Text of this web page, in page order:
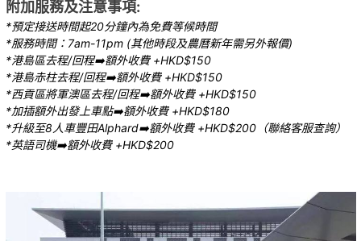
附加服務及注意事項:
*預定接送時間起20分鐘內為免費等候時間
*服務時間：7am-11pm (其他時段及農曆新年需另外報價)
*港島區去程/回程➡️額外收費 +HKD$150
*港島赤柱去程/回程➡️額外收費 +HKD$150
*西貢區將軍澳區去程/回程➡️額外收費 +HKD$150
*加插額外出發上車點➡️額外收費 +HKD$180
*升級至8人車豐田Alphard➡️額外收費 +HKD$200（聯絡客服查詢）
*英語司機➡️額外收費 +HKD$200